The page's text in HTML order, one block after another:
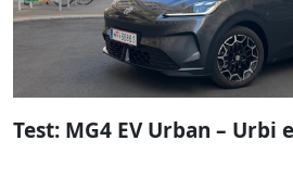
Test: MG4 EV Urban – Urbi